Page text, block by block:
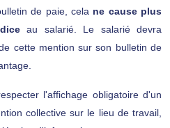
de paie, cela ne cause plus
au salarié. Le salarié devra
cette mention sur son bulletin de
l'affichage obligatoire d'un
collective sur le lieu de travail,